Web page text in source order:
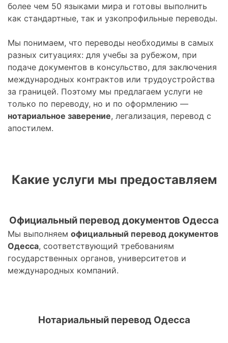
более чем 50 языками мира и готовы выполнить
как стандартные, так и узкопрофильные переводы.
Мы понимаем, что переводы необходимы в самых
разных ситуациях: для учебы за рубежом, при
подаче документов в консульство, для заключения
международных контрактов или трудоустройства
за границей. Поэтому мы предлагаем услуги не
только по переводу, но и по оформлению —
нотариальное заверение, легализация, перевод с
апостилем.
Какие услуги мы предоставляем
Официальный перевод документов Одесса
Мы выполняем официальный перевод документов
Одесса, соответствующий требованиям
государственных органов, университетов и
международных компаний.
Нотариальный перевод Одесса